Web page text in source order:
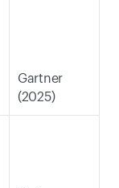
Gartner
(2025)